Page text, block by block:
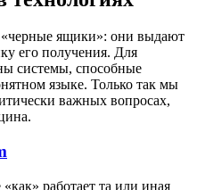
ящики»: они выдают
его получения. Для
системы, способные
языке. Только так мы
важных вопросах,
работает та или иная